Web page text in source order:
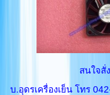
สนใจสั่
บ.อุดรเครื่องเย็น โทร